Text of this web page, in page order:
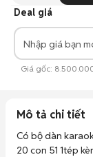
Deal giá
Nhập giá bạn
Giá gốc:
Mô tả chi tiết
Có bộ dàn
20 con 51 1tép